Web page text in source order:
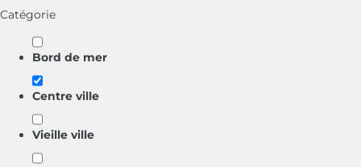
Catégorie
Bord de mer
Centre ville
Vieille ville